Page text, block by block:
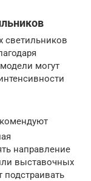
светильников
могут
направление
выставочных